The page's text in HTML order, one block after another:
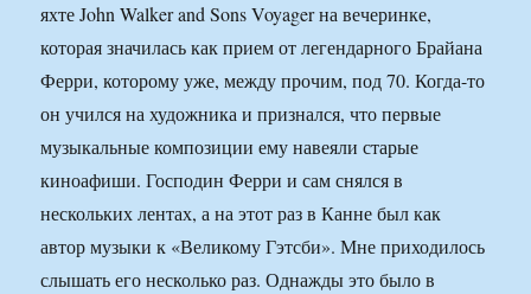
яхте John Walker and Sons Voyager на вечеринке,
которая значилась как прием от легендарного Брайана
Ферри, которому уже, между прочим, под 70. Когда-то
он учился на художника и признался, что первые
музыкальные композиции ему навеяли старые
киноафиши. Господин Ферри и сам снялся в
нескольких лентах, а на этот раз в Канне был как
автор музыки к «Великому Гэтсби». Мне приходилось
слышать его несколько раз. Однажды это было в